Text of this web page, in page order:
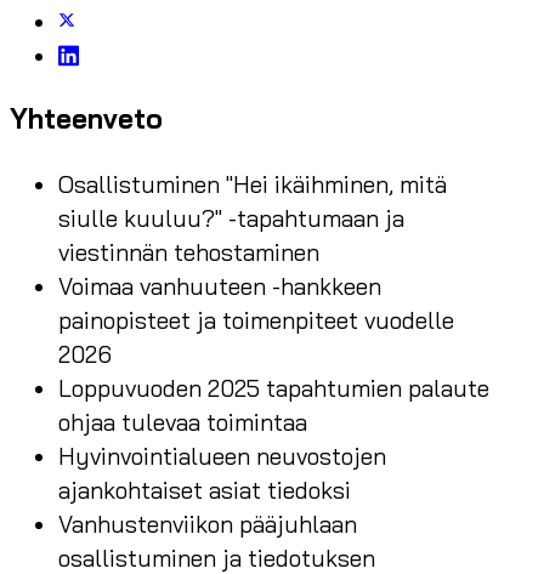
Yhteenveto
Osallistuminen "Hei ikäihminen, mitä
siulle kuuluu?" -tapahtumaan ja
viestinnän tehostaminen
Voimaa vanhuuteen -hankkeen
painopisteet ja toimenpiteet vuodelle
2026
Loppuvuoden 2025 tapahtumien palaute
ohjaa tulevaa toimintaa
Hyvinvointialueen neuvostojen
ajankohtaiset asiat tiedoksi
Vanhustenviikon pääjuhlaan
osallistuminen ja tiedotuksen